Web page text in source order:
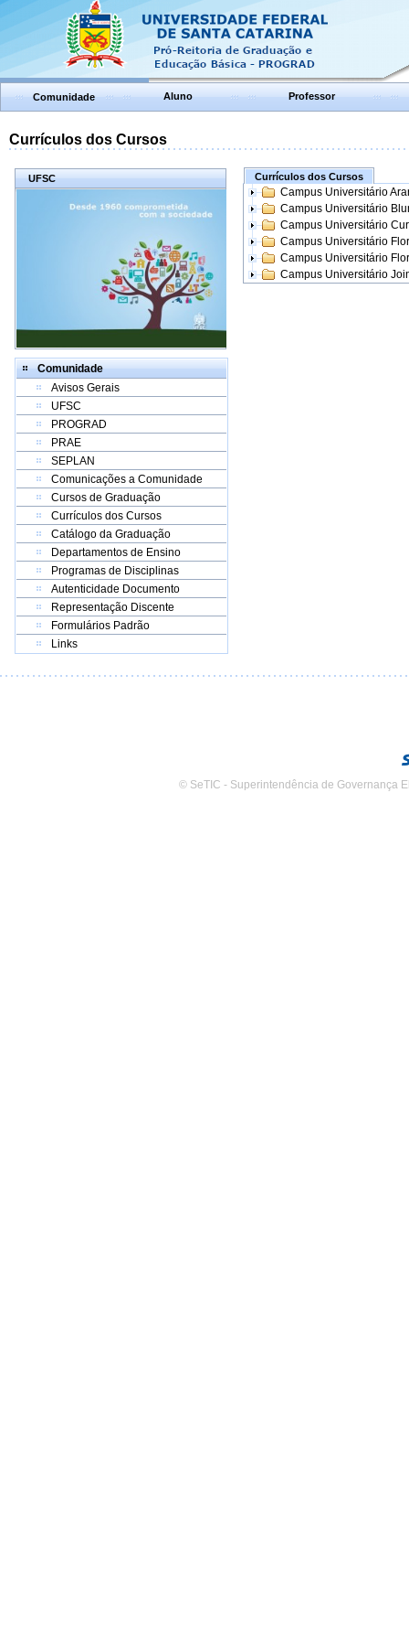
Comunidade Aluno Professor
Currículos dos Cursos
UFSC
Comunidade
Avisos Gerais
UFSC
PROGRAD
PRAE
SEPLAN
Comunicações a Comunidade
Cursos de Graduação
Currículos dos Cursos
Catálogo da Graduação
Departamentos de Ensino
Programas de Disciplinas
Autenticidade Documento
Representação Discente
Formulários Padrão
Links
Currículos dos Cursos
Campus Universitário
Campus Universitário
Campus Universitário
Campus Universitário
Campus Universitário
Campus Universitário
© SeTIC - Superintendência de Governança